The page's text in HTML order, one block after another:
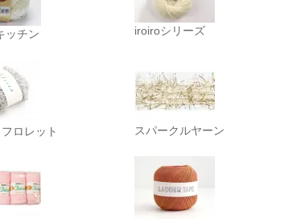
ッチン iroiroシリーズ
ロレット スパークルヤーン